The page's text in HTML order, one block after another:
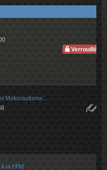
Verrouillé
Motonautisme...
la FFM